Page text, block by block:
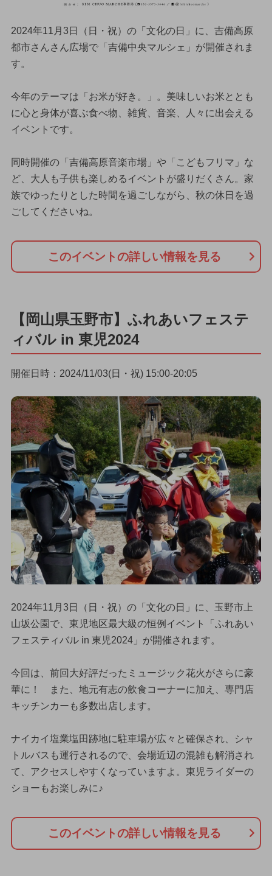
2024年11月3日（日・祝）の「文化の日」に、吉備高原
都市さんさん広場で「吉備中央マルシェ」が開催されま
す。
今年のテーマは「お米が好き。」。美味しいお米ととも
に心と身体が喜ぶ食べ物、雑貨、音楽、人々に出会える
イベントです。
同時開催の「吉備高原音楽市場」や「こどもフリマ」な
ど、大人も子供も楽しめるイベントが盛りだくさん。家
族でゆったりとした時間を過ごしながら、秋の休日を過
ごしてくださいね。
このイベントの詳しい情報を見る
【岡山県玉野市】ふれあいフェステ
ィバル in 東児2024
開催日時：2024/11/03(日・祝) 15:00-20:05
2024年11月3日（日・祝）の「文化の日」に、玉野市上
山坂公園で、東児地区最大級の恒例イベント「ふれあい
フェスティバル in 東児2024」が開催されます。
今回は、前回大好評だったミュージック花火がさらに豪
華に！ また、地元有志の飲食コーナーに加え、専門店
キッチンカーも多数出店します。
ナイカイ塩業塩田跡地に駐車場が広々と確保され、シャ
トルバスも運行されるので、会場近辺の混雑も解消され
て、アクセスしやすくなっていますよ。東児ライダーの
ショーもお楽しみに♪
このイベントの詳しい情報を見る